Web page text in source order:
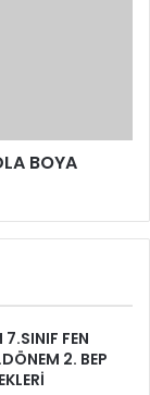
BOYA
7.SINIF FEN
2. BEP